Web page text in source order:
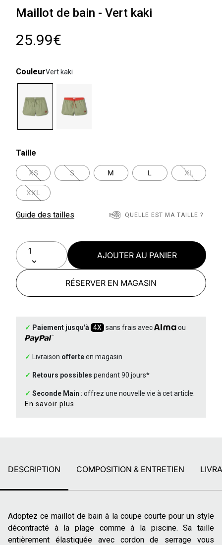
Maillot de bain - Vert kaki
25.99€
CouleurVert kaki
Taille
XS S M L XL
XXL
Guide des tailles QUELLE EST MA TAILLE ?
AJOUTER AU PANIER
RÉSERVER EN MAGASIN
✓ Paiement jusqu'à 4X sans frais avec ou
✓ Livraison offerteen magasin
✓ Retours possibles pendant 90 jours*
✓ Seconde Main : offrez une nouvelle vie à cet article.
En savoir plus
DESCRIPTION COMPOSITION & ENTRETIEN
Adoptez ce maillot de bain à la coupe courte pour un style
décontracté à la plage comme à la piscine. Sa taille
entièrement élastiquée avec cordon de serrage vous